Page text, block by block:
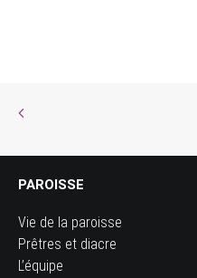
PAROISSE
Vie de la paroisse
Prêtres et diacre
L’équipe